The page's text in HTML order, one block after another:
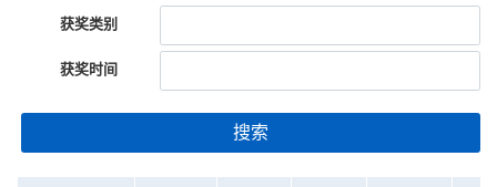
获奖类别
获奖时间
搜索